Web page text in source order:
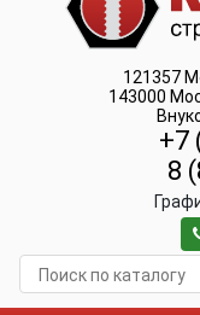
121357
143000
+7
8